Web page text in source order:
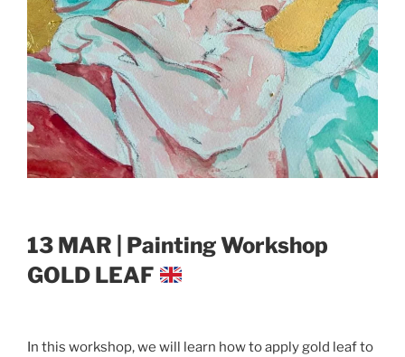
13 MAR | Painting Workshop
GOLD LEAF
In this workshop, we will learn how to apply gold leaf to